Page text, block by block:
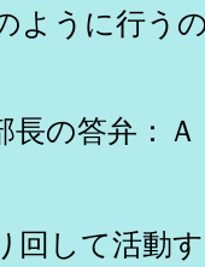
うに行う
長の答弁：Ａ
して活動